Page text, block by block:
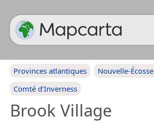
Provinces atlantiques
Nouvelle-Écosse
Comté d’Inverness
Brook Village